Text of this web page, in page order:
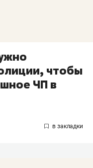
чтобы
ЧП в